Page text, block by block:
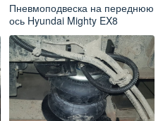
Пневмоподвеска на переднюю
ось Hyundai Mighty EX8